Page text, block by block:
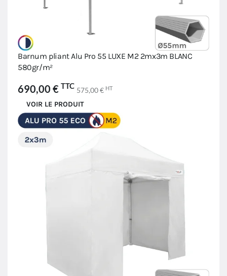
Barnum pliant Alu Pro 55 LUXE M2 2mx3m BLANC
580gr/m²
690,00 € TTC 575,00 € HT
VOIR LE PRODUIT